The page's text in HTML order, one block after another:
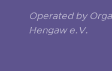
Operated by
Hengaw e.V.